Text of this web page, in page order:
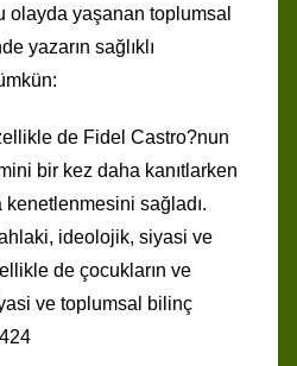
olayda yaşanan toplumsal
yazarın sağlıklı
de Fidel Castro?nun
bir kez daha kanıtlarken
kenetlenmesini sağladı.
ideolojik, siyasi ve
de çocukların ve
ve toplumsal bilinç